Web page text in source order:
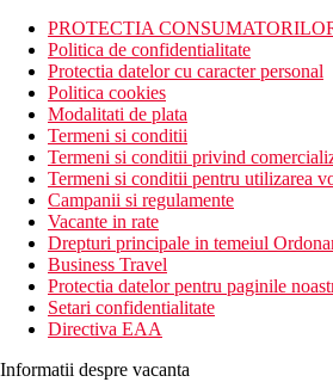
PROTECTIA
Politica de confidentialitate
Protectia datelor cu caracter personal
Politica cookies
Modalitati de plata
Termeni si conditii
Termeni si conditii privind
Termeni si conditii pentru utilizarea
Campanii si regulamente
Vacante in rate
Drepturi principale in temeiul
Business Travel
Protectia datelor pentru paginile
Setari confidentialitate
Directiva EAA
Informatii despre vacanta